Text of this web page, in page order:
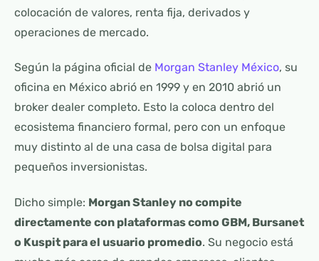
colocación de valores, renta fija, derivados y
operaciones de mercado.
Según la página oficial de Morgan Stanley México, su
oficina en México abrió en 1999 y en 2010 abrió un
broker dealer completo. Esto la coloca dentro del
ecosistema financiero formal, pero con un enfoque
muy distinto al de una casa de bolsa digital para
pequeños inversionistas.
Dicho simple: Morgan Stanley no compite
directamente con plataformas como GBM, Bursanet
o Kuspit para el usuario promedio. Su negocio está